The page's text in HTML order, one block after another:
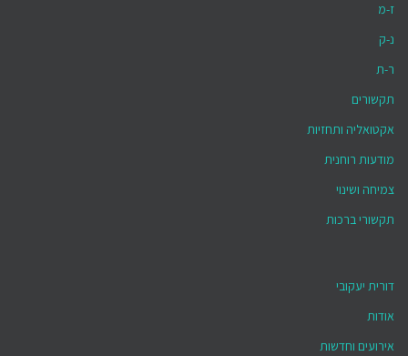
ז-מ
נ-ק
ר-ת
תקשורים
אקטואליה ותחזיות
מודעות רוחנית
צמיחה ושינוי
תקשורי ברכות
דורית יעקובי
אודות
אירועים וחדשות